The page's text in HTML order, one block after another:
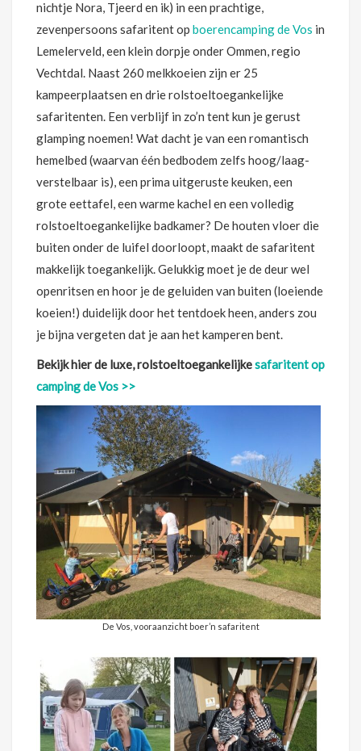
nichtje Nora, Tjeerd en ik) in een prachtige,
zevenpersoons safaritent op boerencamping de Vos in
Lemelerveld, een klein dorpje onder Ommen, regio
Vechtdal. Naast 260 melkkoeien zijn er 25
kampeerplaatsen en drie rolstoeltoegankelijke
safaritenten. Een verblijf in zo’n tent kun je gerust
glamping noemen! Wat dacht je van een romantisch
hemelbed (waarvan één bedbodem zelfs hoog/laag-
verstelbaar is), een prima uitgeruste keuken, een
grote eettafel, een warme kachel en een volledig
rolstoeltoegankelijke badkamer? De houten vloer die
buiten onder de luifel doorloopt, maakt de safaritent
makkelijk toegankelijk. Gelukkig moet je de deur wel
openritsen en hoor je de geluiden van buiten (loeiende
koeien!) duidelijk door het tentdoek heen, anders zou
je bijna vergeten dat je aan het kamperen bent.
Bekijk hier de luxe, rolstoeltoegankelijkesafaritent op
camping de Vos >>
De Vos, vooraanzicht boer’n safaritent